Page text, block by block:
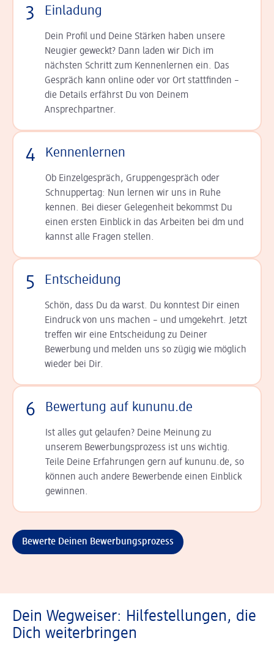
3 Einladung
Dein Profil und Deine Stär­ken haben unsere
Neugier geweckt? Dann laden wir Dich im
nächsten Schritt zum Kennen­lernen ein. Das
Gespräch kann online oder vor Ort statt­finden –
die Details er­fährst Du von Deinem
Ansprechpartner.
4 Kennenlernen
Ob Einzelgespräch, Grup­pen­gespräch oder
Schnup­per­tag: Nun lernen wir uns in Ruhe
kennen. Bei dieser Gelegenheit bekommst Du
einen ersten Einblick in das Arbeiten bei dm und
kannst alle Fragen stellen.
5 Entscheidung
Schön, dass Du da warst. Du konntest Dir einen
Ein­druck von uns machen – und umgekehrt. Jetzt
tref­fen wir eine Entscheidung zu Deiner
Bewerbung und melden uns so zügig wie möglich
wieder bei Dir.
6 Bewertung auf kununu.de
Ist alles gut gelaufen? Deine Meinung zu
unserem Bewerbungsprozess ist uns wichtig.
Teile Deine Erfahrungen gern auf kununu.de, so
können auch andere Bewerbende einen Einblick
gewinnen.
Bewerte Deinen Bewerbungsprozess
Dein Wegweiser: Hilfestellungen, die
Dich weiterbringen